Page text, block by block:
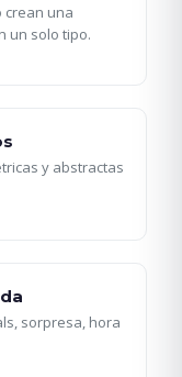
crean una
un solo tipo.
y abstractas
sorpresa, hora